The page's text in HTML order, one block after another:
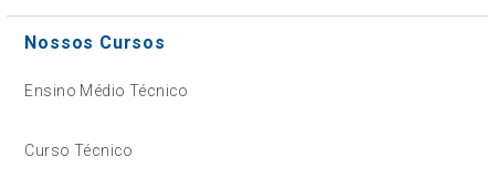
Nossos Cursos
Ensino Médio Técnico
Curso Técnico